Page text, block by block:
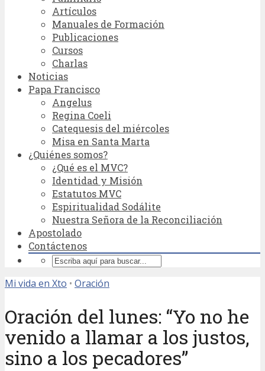
Artículos
Manuales de Formación
Publicaciones
Cursos
Charlas
Noticias
Papa Francisco
Angelus
Regina Coeli
Catequesis del miércoles
Misa en Santa Marta
¿Quiénes somos?
¿Qué es el MVC?
Identidad y Misión
Estatutos MVC
Espiritualidad Sodálite
Nuestra Señora de la Reconciliación
Apostolado
Contáctenos
Mi vida en Xto • Oración
Oración del lunes: “Yo no he
venido a llamar a los justos,
sino a los pecadores”